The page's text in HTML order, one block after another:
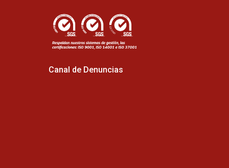
Canal de Denuncias